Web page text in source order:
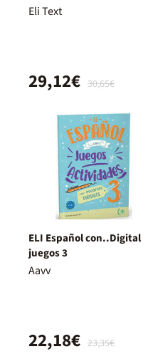
Eli Text
30,65€
29,12€
ELI Español con..Digital
juegos 3
Aavv
23,35€
22,18€